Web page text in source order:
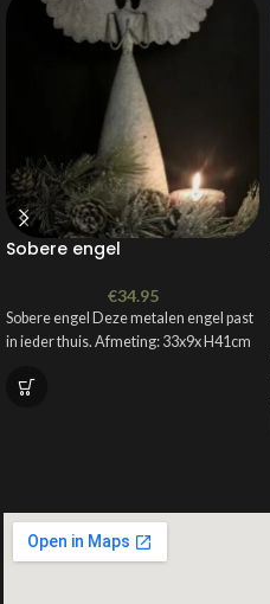
Sobere engel
€34.95
Sobere engel Deze metalen engel past
in ieder thuis. Afmeting: 33x9x H41cm